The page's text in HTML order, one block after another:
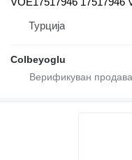
Турција
Colbeyoglu